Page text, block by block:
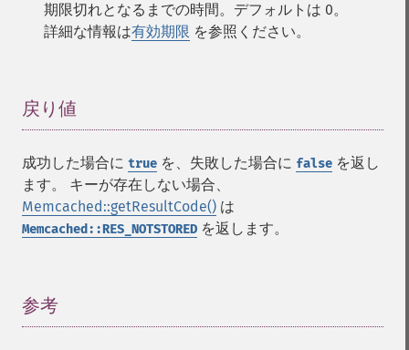
期限切れとなるまでの時間。デフォルトは 0。
詳細な情報は有効期限 を参照ください。
戻り値
成功した場合に true を、失敗した場合に false を返し
ます。 キーが存在しない場合、
Memcached::getResultCode() は
Memcached::RES_NOTSTORED を返します。
参考